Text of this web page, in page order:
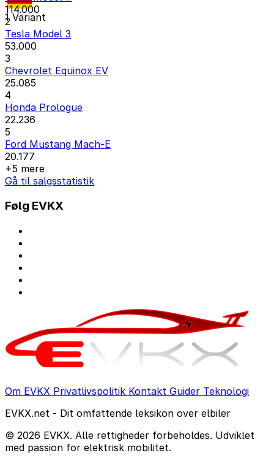
1 Variant
114.000
2
Tesla Model 3
53.000
3
Chevrolet Equinox EV
25.085
4
Honda Prologue
22.236
5
Ford Mustang Mach-E
20.177
+5 mere
Gå til salgsstatistik
Følg EVKX
Om EVKX Privatlivspolitik Kontakt Guider Teknologi
EVKX.net - Dit omfattende leksikon over elbiler
© 2026 EVKX. Alle rettigheder forbeholdes. Udviklet
med passion for elektrisk mobilitet.